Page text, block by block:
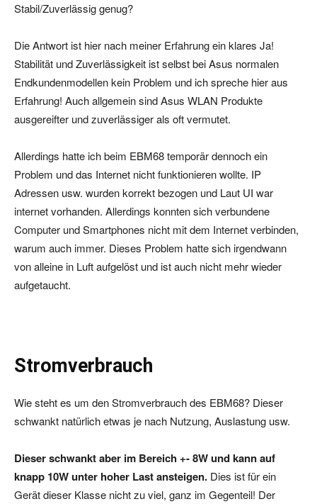
Stabil/Zuverlässig genug?
Die Antwort ist hier nach meiner Erfahrung ein klares Ja!
Stabilität und Zuverlässigkeit ist selbst bei Asus normalen
Endkundenmodellen kein Problem und ich spreche hier aus
Erfahrung! Auch allgemein sind Asus WLAN Produkte
ausgereifter und zuverlässiger als oft vermutet.
Allerdings hatte ich beim EBM68 temporär dennoch ein
Problem und das Internet nicht funktionieren wollte. IP
Adressen usw. wurden korrekt bezogen und Laut UI war
internet vorhanden. Allerdings konnten sich verbundene
Computer und Smartphones nicht mit dem Internet verbinden,
warum auch immer. Dieses Problem hatte sich irgendwann
von alleine in Luft aufgelöst und ist auch nicht mehr wieder
aufgetaucht.
Stromverbrauch
Wie steht es um den Stromverbrauch des EBM68? Dieser
schwankt natürlich etwas je nach Nutzung, Auslastung usw.
Dieser schwankt aber im Bereich +- 8W und kann auf
knapp 10W unter hoher Last ansteigen. Dies ist für ein
Gerät dieser Klasse nicht zu viel, ganz im Gegenteil! Der